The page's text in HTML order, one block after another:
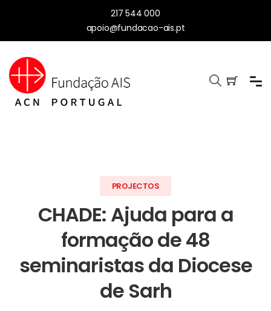
217 544 000
apoio@fundacao-ais.pt
PROJECTOS
CHADE: Ajuda para a
formação de 48
seminaristas da Diocese
de Sarh